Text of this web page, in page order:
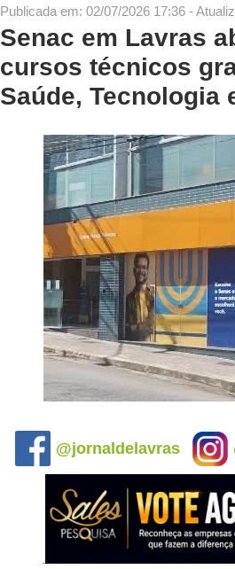
Publicada em: 02/07/2026 17:36 -
Senac em Lavras
cursos técnicos
Saúde, Tecnologia
@jornaldelavras